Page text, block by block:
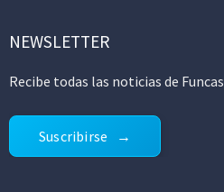
NEWSLETTER
Recibe todas las noticias de Funcas
Suscribirse